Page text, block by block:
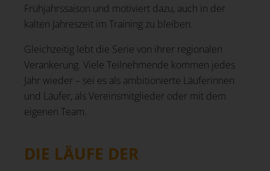
Frühjahrssaison und motiviert dazu, auch in der
kalten Jahreszeit im Training zu bleiben.
Gleichzeitig lebt die Serie von ihrer regionalen
Verankerung. Viele Teilnehmende kommen jedes
Jahr wieder – sei es als ambitionierte Läuferinnen
und Läufer, als Vereinsmitglieder oder mit dem
eigenen Team.
DIE LÄUFE DER